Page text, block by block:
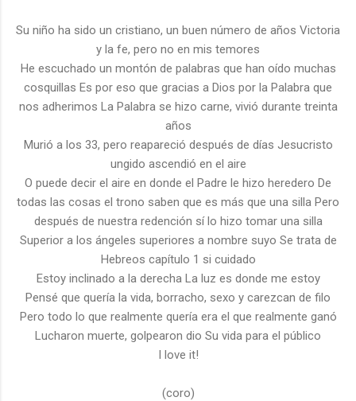
Su niño ha sido un cristiano, un buen número de años Victoria
y la fe, pero no en mis temores
He escuchado un montón de palabras que han oído muchas
cosquillas Es por eso que gracias a Dios por la Palabra que
nos adherimos La Palabra se hizo carne, vivió durante treinta
años
Murió a los 33, pero reapareció después de días Jesucristo
ungido ascendió en el aire
O puede decir el aire en donde el Padre le hizo heredero De
todas las cosas el trono saben que es más que una silla Pero
después de nuestra redención sí lo hizo tomar una silla
Superior a los ángeles superiores a nombre suyo Se trata de
Hebreos capítulo 1 si cuidado
Estoy inclinado a la derecha La luz es donde me estoy
Pensé que quería la vida, borracho, sexo y carezcan de filo
Pero todo lo que realmente quería era el que realmente ganó
Lucharon muerte, golpearon dio Su vida para el público
I love it!
(coro)